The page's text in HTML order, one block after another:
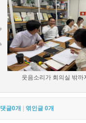
웃음소리가 회의실 밖까
댓글0개 엮인글 0개